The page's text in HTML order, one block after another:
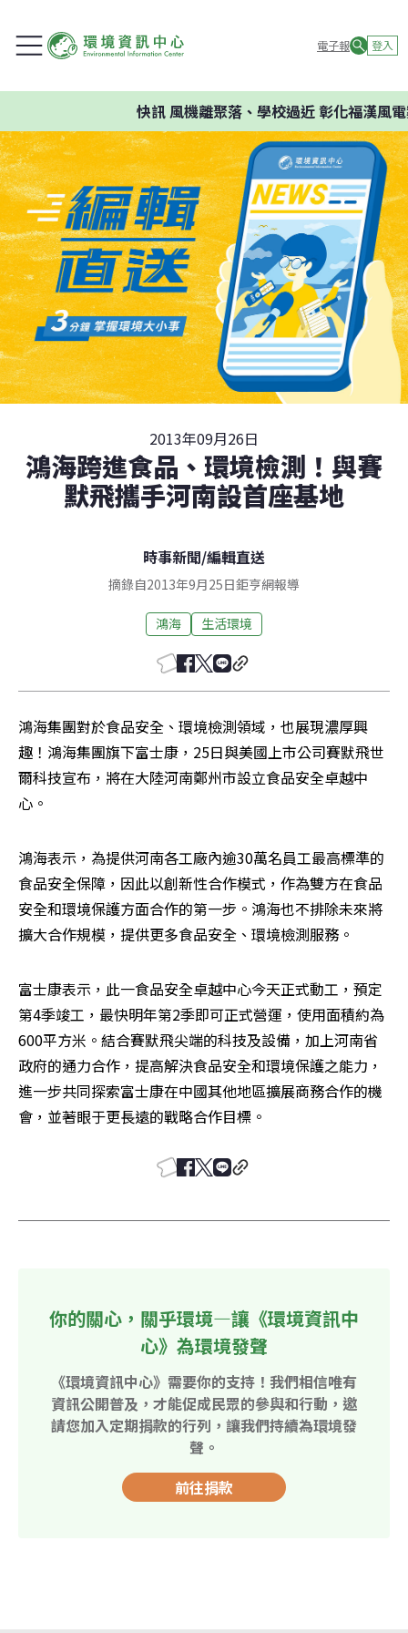
電子報 登入
快訊風機離聚落、學校過近 彰化福漢風電
2013年09月26日
鴻海跨進食品、環境檢測！與賽
默飛攜手河南設首座基地
時事新聞/編輯直送
摘錄自2013年9月25日鉅亨網報導
鴻海 生活環境
鴻海集團對於食品安全、環境檢測領域，也展現濃厚興
趣！鴻海集團旗下富士康，25日與美國上市公司賽默飛世
爾科技宣布，將在大陸河南鄭州市設立食品安全卓越中
心。
鴻海表示，為提供河南各工廠內逾30萬名員工最高標準的
食品安全保障，因此以創新性合作模式，作為雙方在食品
安全和環境保護方面合作的第一步。鴻海也不排除未來將
擴大合作規模，提供更多食品安全、環境檢測服務。
富士康表示，此一食品安全卓越中心今天正式動工，預定
第4季竣工，最快明年第2季即可正式營運，使用面積約為
600平方米。結合賽默飛尖端的科技及設備，加上河南省
政府的通力合作，提高解決食品安全和環境保護之能力，
進一步共同探索富士康在中國其他地區擴展商務合作的機
會，並著眼于更長遠的戰略合作目標。
你的關心，關乎環境—讓《環境資訊中
心》為環境發聲
《環境資訊中心》需要你的支持！我們相信唯有
資訊公開普及，才能促成民眾的參與和行動，邀
請您加入定期捐款的行列，讓我們持續為環境發
聲。
前往捐款